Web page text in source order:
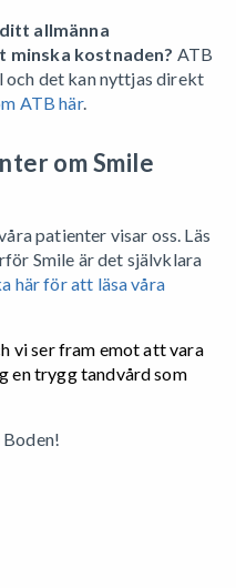
allmänna
kostnaden? ATB
det kan nyttjas direkt
ATB här.
om Smile
patienter visar oss. Läs
Smile är det självklara
här för att läsa våra
vi ser fram emot att vara
en trygg tandvård som